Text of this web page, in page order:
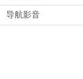
导航影音